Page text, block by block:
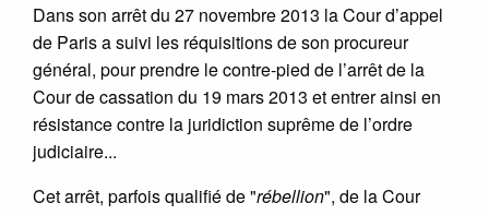
Dans son arrêt du 27 novembre 2013 la Cour d’appel
de Paris a suivi les réquisitions de son procureur
général, pour prendre le contre-pied de l’arrêt de la
Cour de cassation du 19 mars 2013 et entrer ainsi en
résistance contre la juridiction suprême de l’ordre
judiciaire...
Cet arrêt, parfois qualifié de "rébellion", de la Cour